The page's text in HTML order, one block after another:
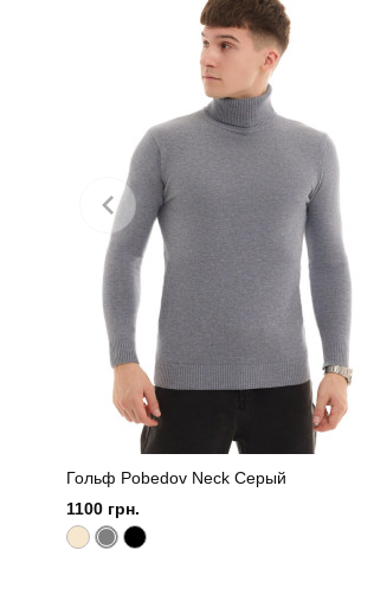
Гольф Pobedov Neck Серый
1100 грн.